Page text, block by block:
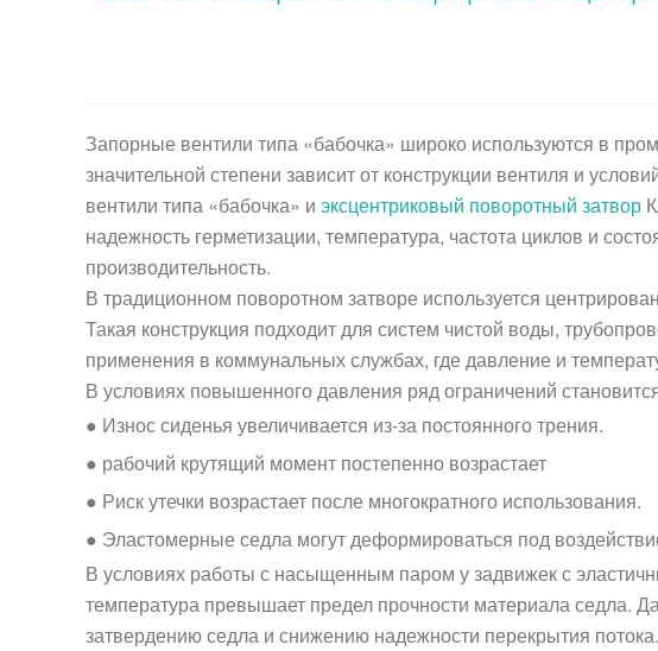
Запорные вентили типа «бабочка» широко используются в
значительной степени зависит от конструкции вентиля и
вентили типа «бабочка» и эксцентриковый поворотный затвор
надежность герметизации, температура, частота циклов и
производительность.
В традиционном поворотном затворе используется
Такая конструкция подходит для систем чистой воды,
применения в коммунальных службах, где давление и
В условиях повышенного давления ряд ограничений
● Износ сиденья увеличивается из-за постоянного трения.
● рабочий крутящий момент постепенно возрастает
● Риск утечки возрастает после многократного использования.
● Эластомерные седла могут деформироваться под
В условиях работы с насыщенным паром у задвижек с
температура превышает предел прочности материала седла.
затвердению седла и снижению надежности перекрытия потока.